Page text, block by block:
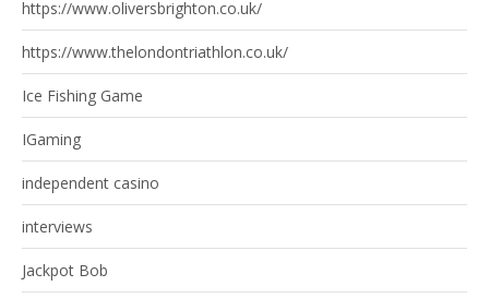
https://www.oliversbrighton.co.uk/
https://www.thelondontriathlon.co.uk/
Ice Fishing Game
IGaming
independent casino
interviews
Jackpot Bob